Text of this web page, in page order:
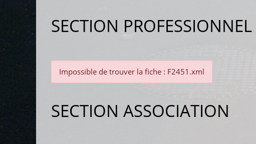
SECTION PROFESSIONNEL
Impossible de trouver la fiche : F2451.xml
SECTION ASSOCIATION